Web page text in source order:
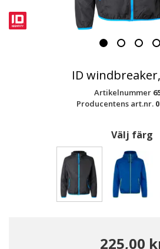
ID
Artikelnummer
Producentens art.nr.
Välj färg
225,00